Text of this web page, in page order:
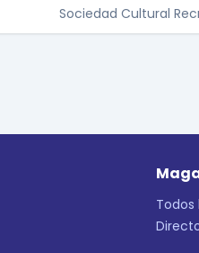
Sociedad Cultural